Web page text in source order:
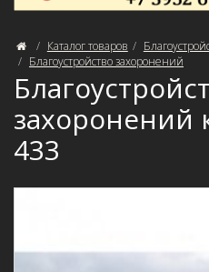
Каталог товаров
Благоустройство захоронений
захоронений
433